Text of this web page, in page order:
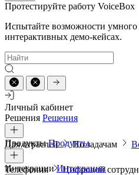
Протестируйте работу VoiceBox
Испытайте возможности умного
интерактивных демо-кейсах.
Личный кабинет
Решения Решения
Для отраслей По задачам
ПродуктыПродукты
Телефония Цифровой
ИнтеграцииИнтеграции